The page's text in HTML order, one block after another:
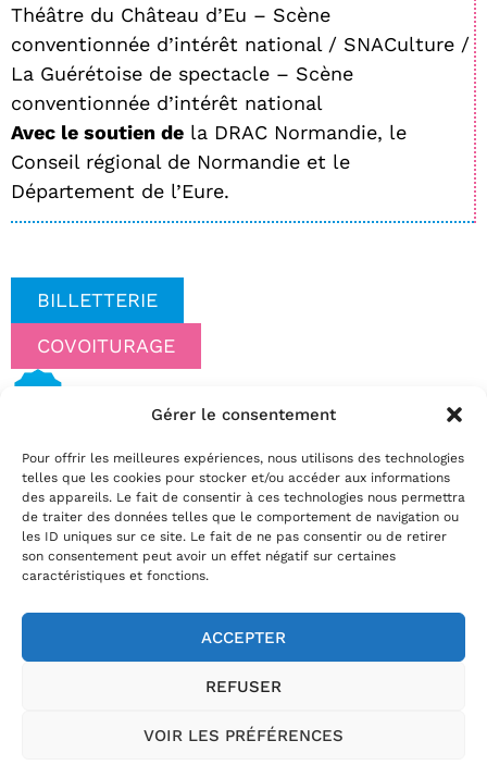
Gérer le consentement
Pour offrir les meilleures expériences, nous utilisons des technologies
telles que les cookies pour stocker et/ou accéder aux informations
des appareils. Le fait de consentir à ces technologies nous permettra
de traiter des données telles que le comportement de navigation ou
les ID uniques sur ce site. Le fait de ne pas consentir ou de retirer
son consentement peut avoir un effet négatif sur certaines
caractéristiques et fonctions.
ACCEPTER
REFUSER
VOIR LES PRÉFÉRENCES
Théâtre du Château d’Eu – Scène
conventionnée d’intérêt national / SNACulture /
La Guérétoise de spectacle – Scène
conventionnée d’intérêt national
Avec le soutien de la DRAC Normandie, le
Conseil régional de Normandie et le
Département de l’Eure.
BILLETTERIE
COVOITURAGE
vendredi 13 novembre 2026 | 20:30
Réservez
par téléphone au02.35.29.22.81
par mailinfo@theatrelepassage.fr
02.35.29.22.81
du mardi au vendredi de 13h30 à 18h et le
Théâtre Le Passage, 54 rue Jules Ferry, 76400 Fécamp